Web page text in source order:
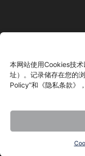
本网站使用Cookies技
址）。记录储存在您的
Policy”和《隐私条款》